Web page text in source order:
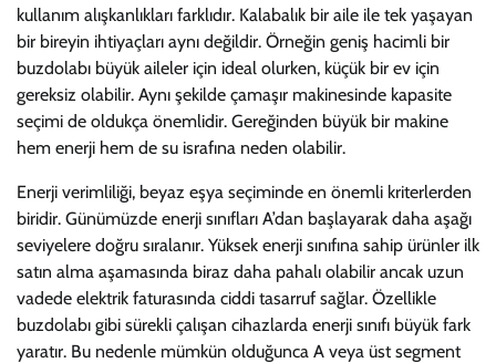
kullanım alışkanlıkları farklıdır. Kalabalık bir aile ile tek yaşayan
bir bireyin ihtiyaçları aynı değildir. Örneğin geniş hacimli bir
buzdolabı büyük aileler için ideal olurken, küçük bir ev için
gereksiz olabilir. Aynı şekilde çamaşır makinesinde kapasite
seçimi de oldukça önemlidir. Gereğinden büyük bir makine
hem enerji hem de su israfına neden olabilir.
Enerji verimliliği, beyaz eşya seçiminde en önemli kriterlerden
biridir. Günümüzde enerji sınıfları A’dan başlayarak daha aşağı
seviyelere doğru sıralanır. Yüksek enerji sınıfına sahip ürünler ilk
satın alma aşamasında biraz daha pahalı olabilir ancak uzun
vadede elektrik faturasında ciddi tasarruf sağlar. Özellikle
buzdolabı gibi sürekli çalışan cihazlarda enerji sınıfı büyük fark
yaratır. Bu nedenle mümkün olduğunca A veya üst segment